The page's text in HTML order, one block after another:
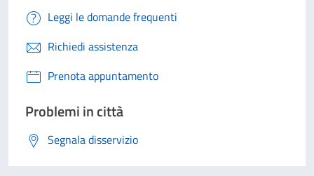
Leggi le domande frequenti
Richiedi assistenza
Prenota appuntamento
Problemi in città
Segnala disservizio